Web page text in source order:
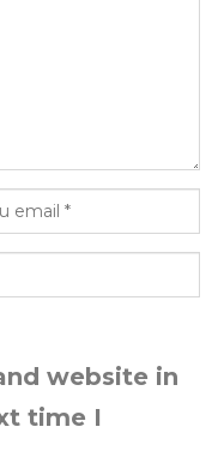
website in
time I